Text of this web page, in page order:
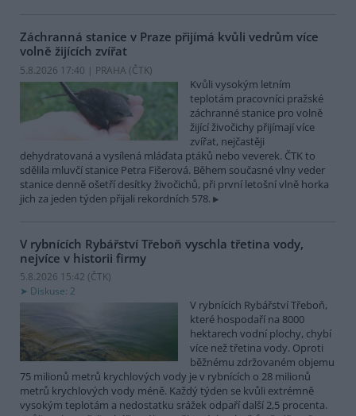
Záchranná stanice v Praze přijímá kvůli vedrům více
volně žijících zvířat
5.8.2026 17:40 | PRAHA (ČTK)
Kvůli vysokým letním
teplotám pracovníci pražské
záchranné stanice pro volně
žijící živočichy přijímají více
zvířat, nejčastěji
dehydratovaná a vysílená mláďata ptáků nebo veverek. ČTK to
sdělila mluvčí stanice Petra Fišerová. Během současné vlny veder
stanice denně ošetří desítky živočichů, při první letošní vlně horka
jich za jeden týden přijali rekordních 578.
V rybnících Rybářství Třeboň vyschla třetina vody,
nejvíce v historii firmy
5.8.2026 15:42 (ČTK)
Diskuse: 2
V rybnících Rybářství Třeboň,
které hospodaří na 8000
hektarech vodní plochy, chybí
více než třetina vody. Oproti
běžnému zdržovaném objemu
75 milionů metrů krychlových vody je v rybnících o 28 milionů
metrů krychlových vody méně. Každý týden se kvůli extrémně
vysokým teplotám a nedostatku srážek odpaří další 2,5 procenta.